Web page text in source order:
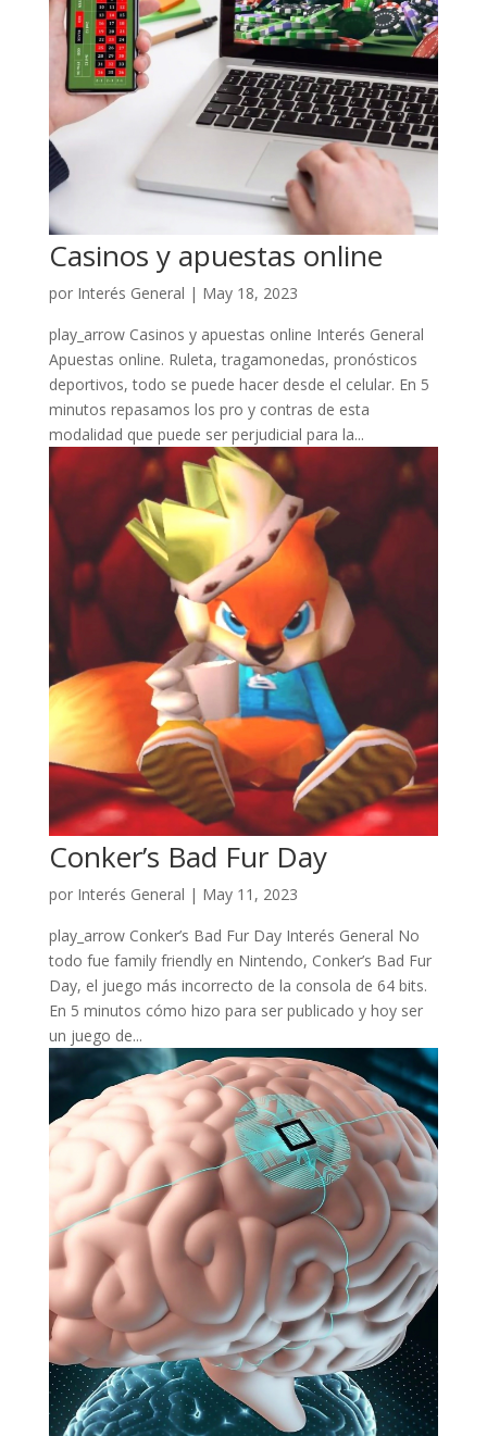
Casinos y apuestas online
por Interés General | May 18, 2023
play_arrow Casinos y apuestas online Interés General
Apuestas online. Ruleta, tragamonedas, pronósticos
deportivos, todo se puede hacer desde el celular. En 5
minutos repasamos los pro y contras de esta
modalidad que puede ser perjudicial para la...
Conker’s Bad Fur Day
por Interés General | May 11, 2023
play_arrow Conker’s Bad Fur Day Interés General No
todo fue family friendly en Nintendo, Conker’s Bad Fur
Day, el juego más incorrecto de la consola de 64 bits.
En 5 minutos cómo hizo para ser publicado y hoy ser
un juego de...